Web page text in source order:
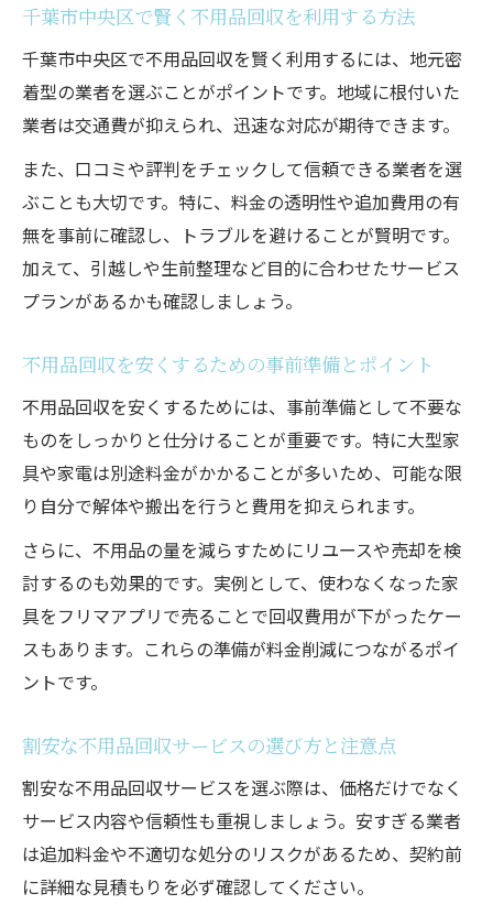
イント
安心して頼める千葉市中央区の不用品回収選び
信頼できる不用品回収業者の見極め方とは
準
安心して頼める不用品回収業者の特徴を解
説
不用品回収業者を選ぶ際に重視すべきポイ
優良な不用品回収サービスを見抜く簡単な
不要品の処分料金で失敗しないポイントとは
不用品回収料金で損をしないための確認事
項
不要品処分時に追加料金が発生しやすいケ
ース
不用品回収の見積もりで注意すべき点まと
め
不用品回収費用を安く抑えるための実践術
不用品回収費用を抑えるための賢いタイミ
ング
複数業者の不用品回収見積もり比較のコツ
不要品の分別で回収費用が安くなる理由
千葉市中央区で賢く不用品回収を利用する方法
千葉市中央区で不用品回収を賢く利用するには、地元密
着型の業者を選ぶことがポイントです。地域に根付いた
業者は交通費が抑えられ、迅速な対応が期待できます。
また、口コミや評判をチェックして信頼できる業者を選
ぶことも大切です。特に、料金の透明性や追加費用の有
無を事前に確認し、トラブルを避けることが賢明です。
加えて、引越しや生前整理など目的に合わせたサービス
プランがあるかも確認しましょう。
不用品回収を安くするための事前準備とポイント
不用品回収を安くするためには、事前準備として不要な
ものをしっかりと仕分けることが重要です。特に大型家
具や家電は別途料金がかかることが多いため、可能な限
り自分で解体や搬出を行うと費用を抑えられます。
さらに、不用品の量を減らすためにリユースや売却を検
討するのも効果的です。実例として、使わなくなった家
具をフリマアプリで売ることで回収費用が下がったケー
スもあります。これらの準備が料金削減につながるポイ
ントです。
割安な不用品回収サービスの選び方と注意点
割安な不用品回収サービスを選ぶ際は、価格だけでなく
サービス内容や信頼性も重視しましょう。安すぎる業者
は追加料金や不適切な処分のリスクがあるため、契約前
に詳細な見積もりを必ず確認してください。